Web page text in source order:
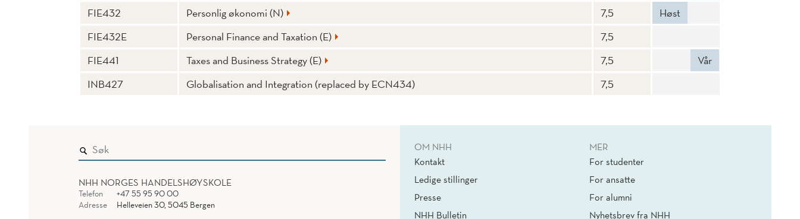
FIE432
Personlig økonomi (N) 7,5
Høst
FIE432E
Personal Finance and Taxation (E)
7,5
FIE441
Taxes and Business Strategy (E) 7,5
Vår
INB427
Globalisation and Integration (replaced by ECN434) 7,5
NHH NORGES HANDELSHØYSKOLE
Telefon
+47 55 95 90 00
Adresse
Helleveien 30, 5045 Bergen
OM NHH
Kontakt
Ledige stillinger
Presse
NHH Bulletin
MER
For studenter
For ansatte
For alumni
Nyhetsbrev fra NHH